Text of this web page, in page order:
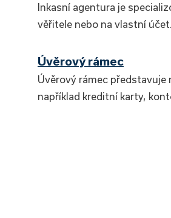
Inkasní agentura je
věřitele nebo na vlastní účet.
Úvěrový rámec
Úvěrový rámec
například kreditní karty,